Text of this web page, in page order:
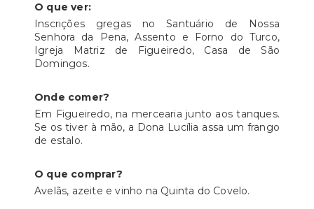
O que ver:
Inscrições gregas no Santuário de Nossa
Senhora da Pena, Assento e Forno do Turco,
Igreja Matriz de Figueiredo, Casa de São
Domingos.
Onde comer?
Em Figueiredo, na mercearia junto aos tanques.
Se os tiver à mão, a Dona Lucília assa um frango
de estalo.
O que comprar?
Avelãs, azeite e vinho na Quinta do Covelo.